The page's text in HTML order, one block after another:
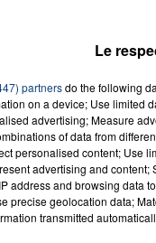
d’un
(moins de 3 500
Let Me Be
SECOND
VOICE
Le
partnersdo the following
on a device; Use limited
advertising; Measure
of data from
personalised content; Use
advertising and
address and browsing data
precise geolocation data;
transmitted